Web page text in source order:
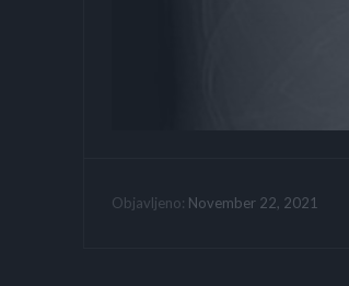
Objavljeno: November 22, 2021